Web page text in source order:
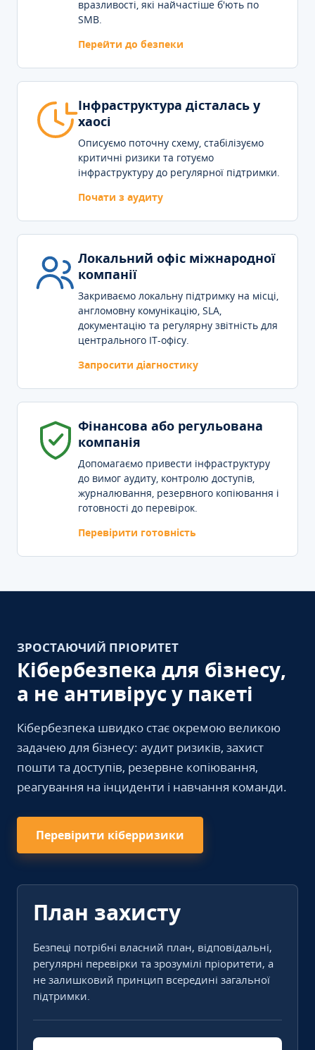
вразливості, які найчастіше б'ють по
SMB.
Перейти до безпеки
Інфраструктура дісталась у
хаосі
Описуємо поточну схему, стабілізуємо
критичні ризики та готуємо
інфраструктуру до регулярної підтримки.
Почати з аудиту
Локальний офіс міжнародної
компанії
Закриваємо локальну підтримку на місці,
англомовну комунікацію, SLA,
документацію та регулярну звітність для
центрального IT-офісу.
Запросити діагностику
Фінансова або регульована
компанія
Допомагаємо привести інфраструктуру
до вимог аудиту, контролю доступів,
журналювання, резервного копіювання і
готовності до перевірок.
Перевірити готовність
ЗРОСТАЮЧИЙ ПРІОРИТЕТ
Кібербезпека для бізнесу,
а не антивірус у пакеті
Кібербезпека швидко стає окремою великою
задачею для бізнесу: аудит ризиків, захист
пошти та доступів, резервне копіювання,
реагування на інциденти і навчання команди.
Перевірити кіберризики
План захисту
Безпеці потрібні власний план, відповідальні,
регулярні перевірки та зрозумілі пріоритети, а
не залишковий принцип всередині загальної
підтримки.